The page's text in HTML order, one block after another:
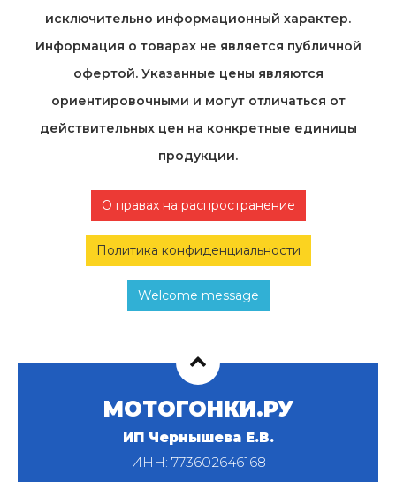
исключительно информационный характер.
Информация о товарах не является публичной
офертой. Указанные цены являются
ориентировочными и могут отличаться от
действительных цен на конкретные единицы
продукции.
О правах на распространение
Политика конфиденциальности
Welcome message
МОТОГОНКИ.РУ
ИП Чернышева Е.В.
ИНН: 773602646168